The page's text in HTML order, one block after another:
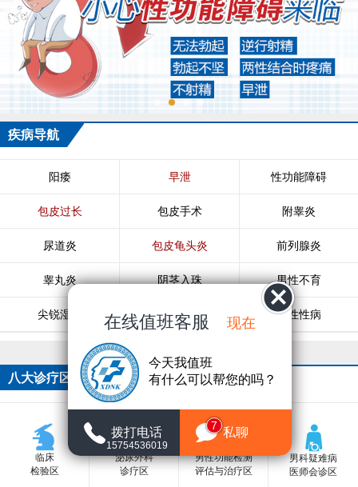
疾病导航
阳痿 早泄 性功能障碍
包皮过长 包皮手术 附睾炎
尿道炎 包皮龟头炎 前列腺炎
睾丸炎 阴茎入珠 男性不育
尖锐湿疣 生殖器疱疹 男性性病
八大诊疗区
临床
检验区
泌尿外科
诊疗区
男性功能检测
评估与治疗区
男科疑难病
医师会诊区
在线值班客服 现在
今天我值班
有什么可以帮您的吗？
拨打电话
15754536019
7 私聊